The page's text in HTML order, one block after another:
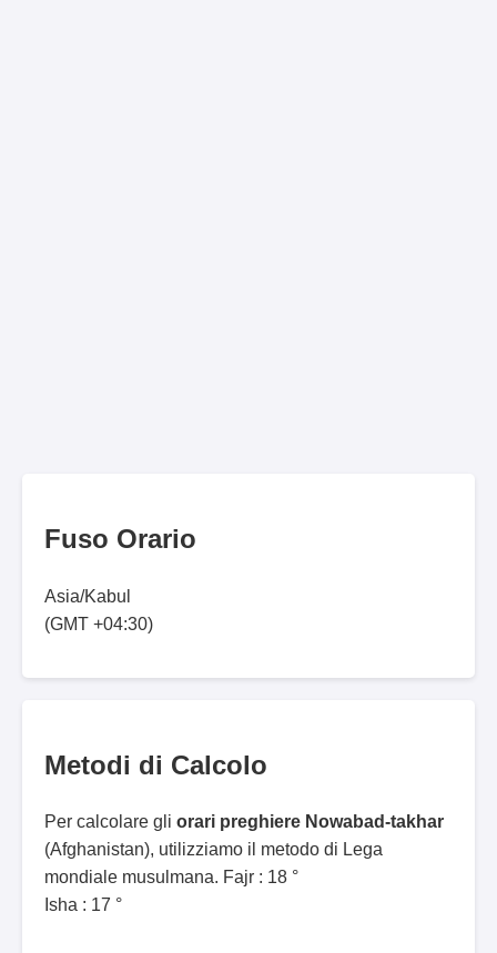
Fuso Orario
Asia/Kabul
(GMT +04:30)
Metodi di Calcolo
Per calcolare gli orari preghiere Nowabad-takhar
(Afghanistan), utilizziamo il metodo di Lega
mondiale musulmana. Fajr : 18 °
Isha : 17 °